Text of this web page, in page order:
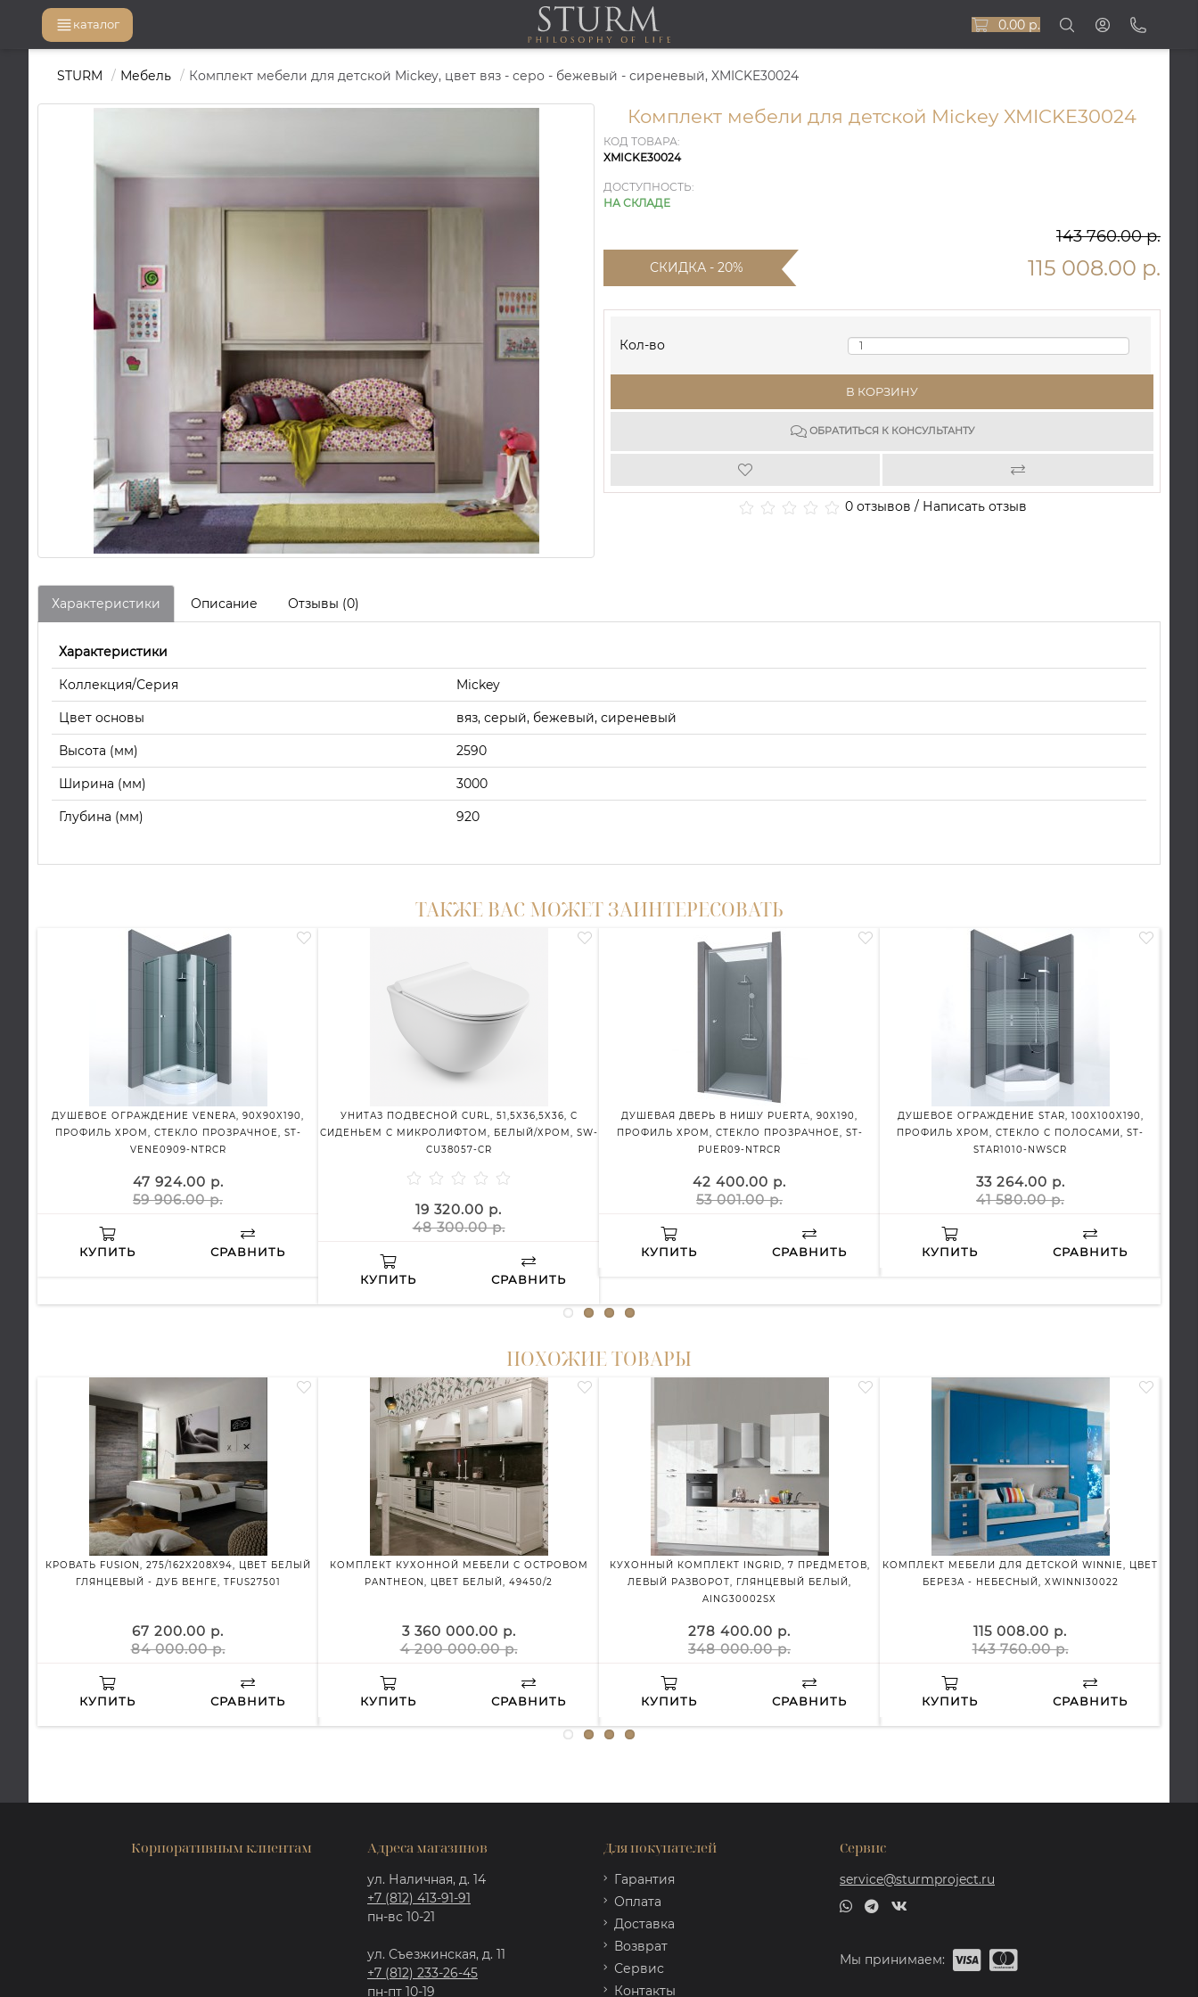
каталог 0.00 р.
STURM Мебель Комплект мебели для детской Mickey, цвет вяз - серо - бежевый - сиреневый, XMICKE30024
Комплект мебели для детской Mickey XMICKE30024
КОД ТОВАРА:
XMICKE30024
ДОСТУПНОСТЬ:
НА СКЛАДЕ
143 760.00 р.
СКИДКА - 20% 115 008.00 р.
Кол-во
В КОРЗИНУ
ОБРАТИТЬСЯ К КОНСУЛЬТАНТУ
0 отзывов / Написать отзыв
Характеристики Описание Отзывы (0)
Характеристики
Коллекция/Серия Mickey
Цвет основы вяз, серый, бежевый, сиреневый
Высота (мм) 2590
Ширина (мм) 3000
Глубина (мм) 920
ТАКЖЕ ВАС МОЖЕТ ЗАИНТЕРЕСОВАТЬ
ДУШЕВОЕ ОГРАЖДЕНИЕ VENERA, 90X90X190,
ПРОФИЛЬ ХРОМ, СТЕКЛО ПРОЗРАЧНОЕ, ST-
VENE0909-NTRCR
47 924.00 р.
59 906.00 р.
КУПИТЬ СРАВНИТЬ
УНИТАЗ ПОДВЕСНОЙ CURL, 51,5X36,5X36, С
СИДЕНЬЕМ С МИКРОЛИФТОМ, БЕЛЫЙ/ХРОМ, SW-
CU38057-CR
19 320.00 р.
48 300.00 р.
КУПИТЬ СРАВНИТЬ
ДУШЕВАЯ ДВЕРЬ В НИШУ PUERTA, 90X190,
ПРОФИЛЬ ХРОМ, СТЕКЛО ПРОЗРАЧНОЕ, ST-
PUER09-NTRCR
42 400.00 р.
53 001.00 р.
КУПИТЬ СРАВНИТЬ
ДУШЕВОЕ ОГРАЖДЕНИЕ STAR, 100X100X190,
ПРОФИЛЬ ХРОМ, СТЕКЛО С ПОЛОСАМИ, ST-
STAR1010-NWSCR
33 264.00 р.
41 580.00 р.
КУПИТЬ СРАВНИТЬ
ПОХОЖИЕ ТОВАРЫ
КРОВАТЬ FUSION, 275/162X208X94, ЦВЕТ БЕЛЫЙ
ГЛЯНЦЕВЫЙ - ДУБ ВЕНГЕ, TFUS27501
67 200.00 р.
84 000.00 р.
КУПИТЬ СРАВНИТЬ
КОМПЛЕКТ КУХОННОЙ МЕБЕЛИ С ОСТРОВОМ
PANTHEON, ЦВЕТ БЕЛЫЙ, 49450/2
3 360 000.00 р.
4 200 000.00 р.
КУПИТЬ СРАВНИТЬ
КУХОННЫЙ КОМПЛЕКТ INGRID, 7 ПРЕДМЕТОВ,
ЛЕВЫЙ РАЗВОРОТ, ГЛЯНЦЕВЫЙ БЕЛЫЙ,
AING30002SX
278 400.00 р.
348 000.00 р.
КУПИТЬ СРАВНИТЬ
КОМПЛЕКТ МЕБЕЛИ ДЛЯ ДЕТСКОЙ WINNIE, ЦВЕТ
БЕРЕЗА - НЕБЕСНЫЙ, XWINNI30022
115 008.00 р.
143 760.00 р.
КУПИТЬ СРАВНИТЬ
Корпоративным клиентам Адреса магазинов
ул. Наличная, д. 14
+7 (812) 413-91-91
пн-вс 10-21
ул. Съезжинская, д. 11
+7 (812) 233-26-45
пн-пт 10-19
Для покупателей
Гарантия
Оплата
Доставка
Возврат
Сервис
Контакты
Сервис
service@sturmproject.ru
Мы принимаем: